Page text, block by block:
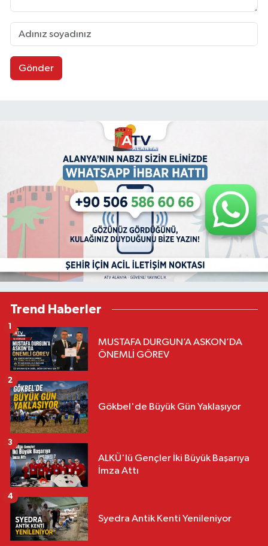
Gönder
Trend Haberler
MUSTAFA DURGUN’A ASKON’DA
ÖNEMLİ GÖREV
1
Gökbel'de Büyük Gün Yaklaşıyor
2
ALKÜ'lü Gençler İki Büyük Başarıya
İmza Attı
3
Syedra Antik Kenti Yenileniyor
4